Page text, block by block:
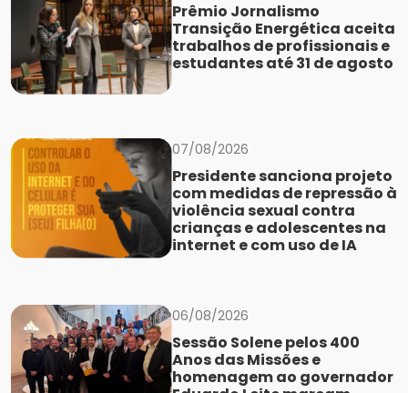
Prêmio Jornalismo
Transição Energética aceita
trabalhos de profissionais e
estudantes até 31 de agosto
07/08/2026
Presidente sanciona projeto
com medidas de repressão à
violência sexual contra
crianças e adolescentes na
internet e com uso de IA
06/08/2026
Sessão Solene pelos 400
Anos das Missões e
homenagem ao governador